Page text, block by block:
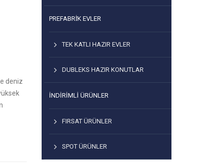
deniz
PREFABRİK EVLER
TEK KATLI HAZIR EVLER
DUBLEKS HAZIR KONUTLAR
İNDIRIMLI ÜRÜNLER
FIRSAT ÜRÜNLER
SPOT ÜRÜNLER